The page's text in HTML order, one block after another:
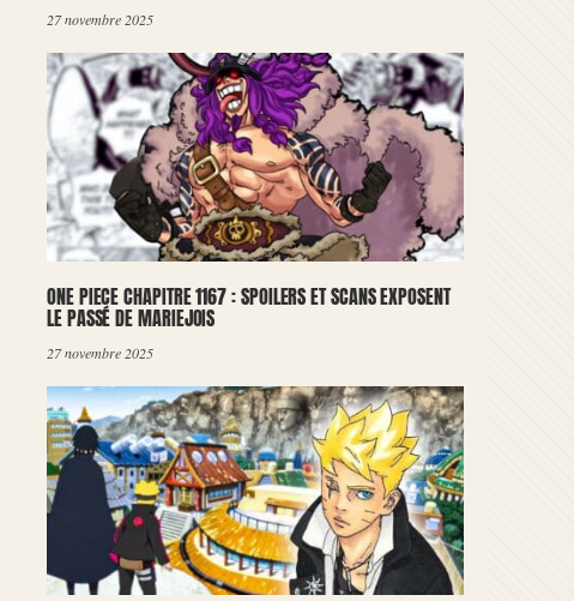
27 novembre 2025
ONE PIECE CHAPITRE 1167 : SPOILERS ET SCANS EXPOSENT
LE PASSÉ DE MARIEJOIS
27 novembre 2025